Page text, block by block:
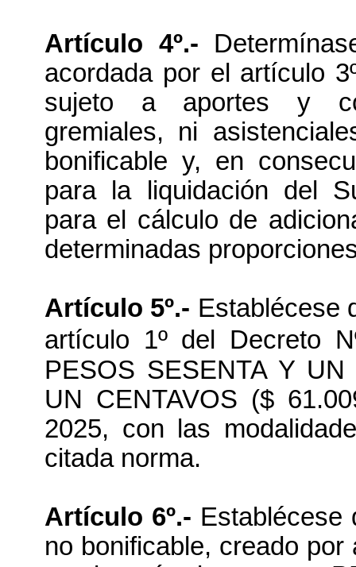
Artículo 4º.-
acordada por el artículo
sujeto a aportes y
gremiales, ni
bonificable y, en
para la liquidación del
para el cálculo de
determinadas
Artículo 5º.- Establécese
artículo 1º del Decreto
PESOS SESENTA Y
UN CENTAVOS ($
2025, con las
citada norma.
Artículo 6º.- Establécese
no bonificable, creado